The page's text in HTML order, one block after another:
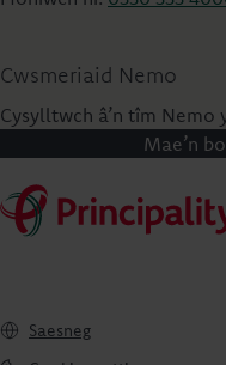
Cwsmeriaid Nemo
Cysylltwch â’n tîm Nemo
Mae’n
Saesneg